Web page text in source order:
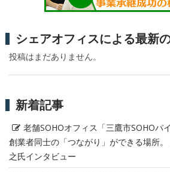
シェアオフィスによる最新
投稿はまだありません。
新着記事
老舗SOHOオフィス「三鷹市SOHOパ
創業者同士の「つながり」ができる場所
之氏インタビュー